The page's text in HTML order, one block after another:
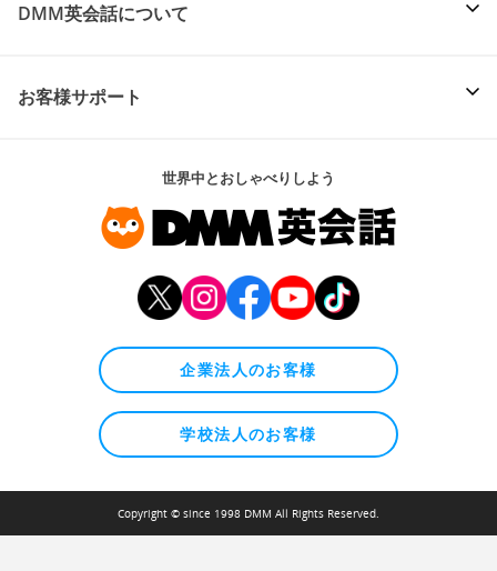
DMM英会話について
お客様サポート
世界中とおしゃべりしよう
企業法人のお客様
学校法人のお客様
Copyright © since 1998 DMM All Rights Reserved.